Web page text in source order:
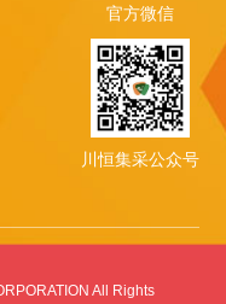
官方微信
川恒集采公众号
All Rights